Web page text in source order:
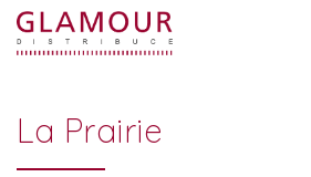
La Prairie